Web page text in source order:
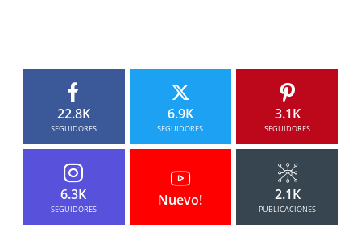
22.8K
SEGUIDORES
6.9K
SEGUIDORES
3.1K
SEGUIDORES
6.3K
SEGUIDORES
Nuevo! 2.1K
PUBLICACIONES